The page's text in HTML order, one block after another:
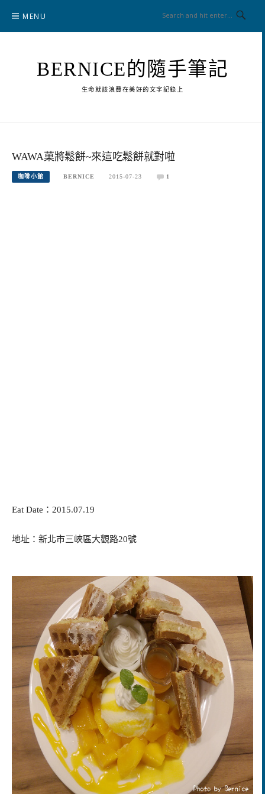
content
MENU
BERNICE的隨手筆記
生命就該浪費在美好的文字記錄上
WAWA菓將鬆餅~來這吃鬆餅就對啦
咖啡小館 BERNICE 2015-07-23 1
Eat Date：2015.07.19
地址：新北市三峽區大觀路20號